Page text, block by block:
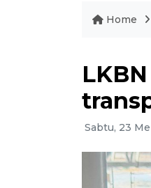
Home
Sabtu, 23